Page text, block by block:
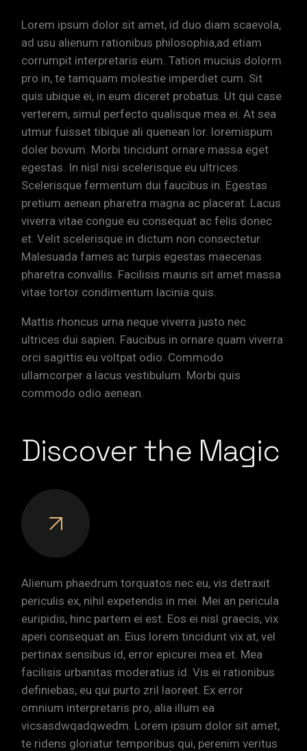
Lorem ipsum dolor sit amet, id duo diam scaevola,
ad usu alienum rationibus philosophia,ad etiam
corrumpit interpretaris eum. Tation mucius dolorm
pro in, te tamquam molestie imperdiet cum. Sit
quis ubique ei, in eum diceret probatus. Ut qui case
verterem, simul perfecto qualisque mea ei. At sea
utmur fuisset tibique ali quenean lor. loremispum
doler bovum. Morbi tincidunt ornare massa eget
egestas. In nisl nisi scelerisque eu ultrices.
Scelerisque fermentum dui faucibus in. Egestas
pretium aenean pharetra magna ac placerat. Lacus
viverra vitae congue eu consequat ac felis donec
et. Velit scelerisque in dictum non consectetur.
Malesuada fames ac turpis egestas maecenas
pharetra convallis. Facilisis mauris sit amet massa
vitae tortor condimentum lacinia quis.
Mattis rhoncus urna neque viverra justo nec
ultrices dui sapien. Faucibus in ornare quam viverra
orci sagittis eu voltpat odio. Commodo
ullamcorper a lacus vestibulum. Morbi quis
commodo odio aenean.
Discover the Magic
Alienum phaedrum torquatos nec eu, vis detraxit
periculis ex, nihil expetendis in mei. Mei an pericula
euripidis, hinc partem ei est. Eos ei nisl graecis, vix
aperi consequat an. Eius lorem tincidunt vix at, vel
pertinax sensibus id, error epicurei mea et. Mea
facilisis urbanitas moderatius id. Vis ei rationibus
definiebas, eu qui purto zril laoreet. Ex error
omnium interpretaris pro, alia illum ea
vicsasdwqadqwedm. Lorem ipsum dolor sit amet,
te ridens gloriatur temporibus qui, perenim veritus